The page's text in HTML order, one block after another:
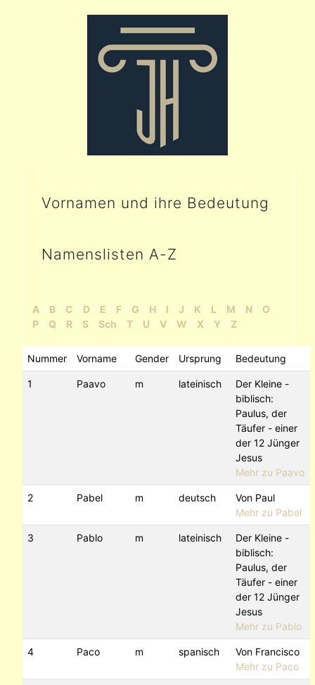
Vornamen und ihre Bedeutung
Namenslisten A-Z
A:: B:: C :: D :: E :: F:: G :: H:: I :: J :: K :: L :: M :: N :: O ::
P:: Q :: R:: S:: Sch :: T:: U :: V:: W :: X :: Y:: Z
Nummer Vorname Gender Ursprung Bedeutung
1 Paavo m lateinisch
Der Kleine -
biblisch:
Paulus, der
Täufer - einer
der 12 Jünger
Jesus
Mehr zu Paavo
2 Pabel m deutsch
Von Paul
Mehr zu Pabel
3 Pablo m lateinisch
Der Kleine -
biblisch:
Paulus, der
Täufer - einer
der 12 Jünger
Jesus
Mehr zu Pablo
4 Paco m spanisch
Von Francisco
Mehr zu Paco